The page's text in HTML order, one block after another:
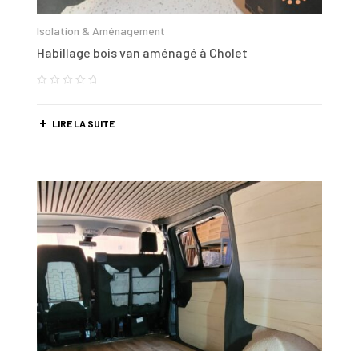
Isolation & Aménagement
Habillage bois van aménagé à Cholet
LIRE LA SUITE